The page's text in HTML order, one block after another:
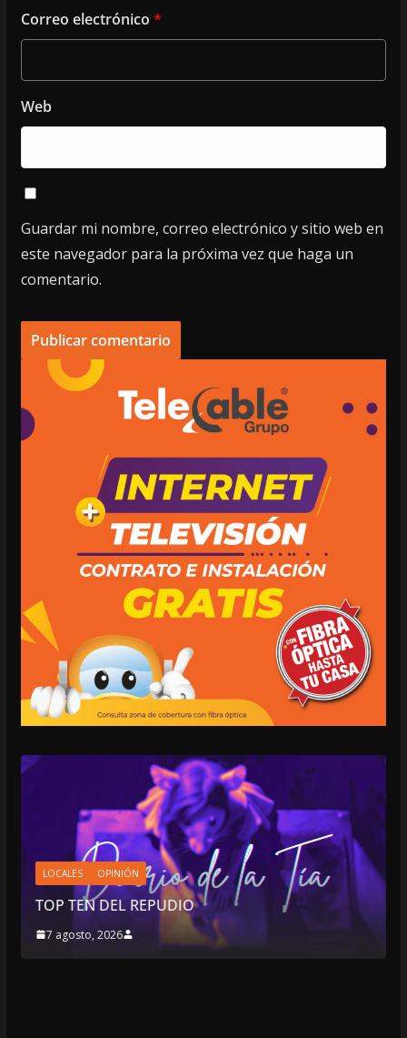
Correo electrónico *
Web
Guardar mi nombre, correo electrónico y sitio web en
este navegador para la próxima vez que haga un
comentario.
LOCALES OPINIÓN
EN LAS TRIPAS DEL JAGUAR: 07 DE
2026
7 agosto, 2026